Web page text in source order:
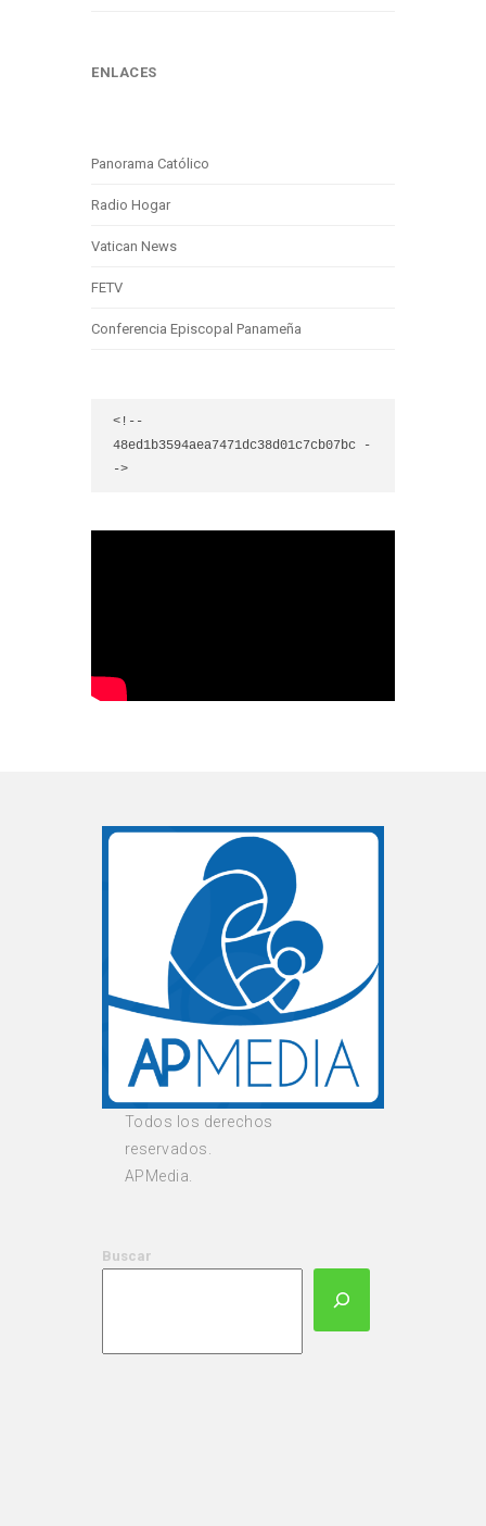
ENLACES
Panorama Católico
Radio Hogar
Vatican News
FETV
Conferencia Episcopal Panameña
<!--
48ed1b3594aea7471dc38d01c7cb07bc -
->
Todos los derechos
reservados.
APMedia.
Buscar